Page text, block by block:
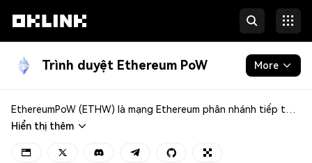
Trình duyệt Ethereum PoW More
Blockchain
Developers
EthereumPoW (ETHW) là mạng Ethereum phân nhánh tiếp tục hoạt động trên cơ chế đồng thuận proof-of-work (PoW) ban đầu. Không giống như Ethereum 2.0, chuyển sang cơ chế proof-of-stake (PoS), ETHW vẫn giữ nguyên cơ chế PoW ban đầu, tương tự như phiên bản đầu tiên của Ethereum.
Hiển thị thêm